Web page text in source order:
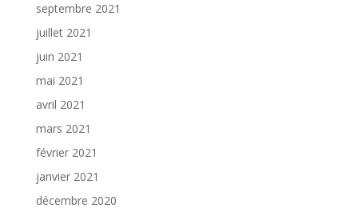
septembre 2021
juillet 2021
juin 2021
mai 2021
avril 2021
mars 2021
février 2021
janvier 2021
décembre 2020